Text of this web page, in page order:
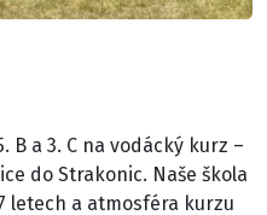
B a 3. C na vodácký kurz –
do Strakonic. Naše škola
letech a atmosféra kurzu